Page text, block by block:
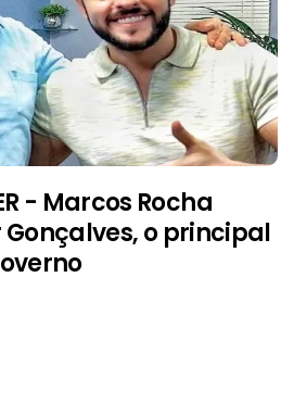
- Marcos Rocha
o principal